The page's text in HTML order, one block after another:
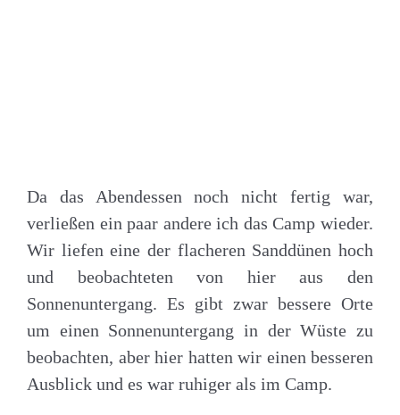
Da das Abendessen noch nicht fertig war,
verließen ein paar andere ich das Camp wieder.
Wir liefen eine der flacheren Sanddünen hoch
und beobachteten von hier aus den
Sonnenuntergang. Es gibt zwar bessere Orte
um einen Sonnenuntergang in der Wüste zu
beobachten, aber hier hatten wir einen besseren
Ausblick und es war ruhiger als im Camp.